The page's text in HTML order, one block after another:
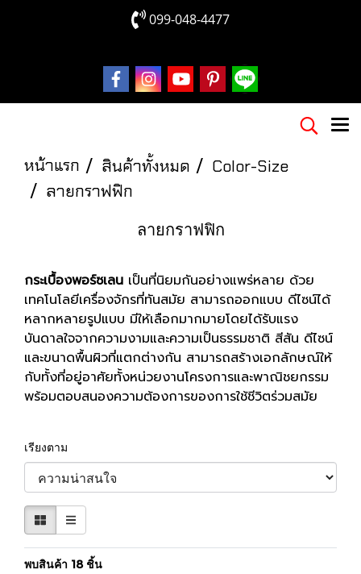
099-048-4477
หน้าแรก สินค้าทั้งหมด
Color-Size
ลายกราฟฟิก
ลายกราฟฟิก
กระเบื้องพอร์ซเลน เป็นที่นิยมกันอย่างแพร่หลาย ด้วย
เทคโนโลยีเครื่องจักรที่ทันสมัย สามารถออกแบบ ดีไซน์ได้
หลากหลายรูปแบบ มีให้เลือกมากมายโดยได้รับแรง
บันดาลใจจากความงามและความเป็นธรรมชาติ สีสัน ดีไซน์
และขนาดพื้นผิวที่แตกต่างกัน สามารถสร้างเอกลักษณ์ให้
กับทั้งที่อยู่อาศัยทั้งหน่วยงานโครงการและพาณิชยกรรม
พร้อมตอบสนองความต้องการของการใช้ชีวิตร่วมสมัย
เรียงตาม
พบสินค้า 18 ชิ้น